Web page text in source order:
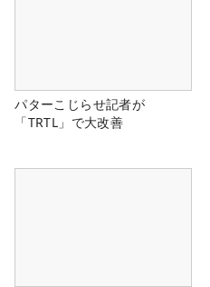
パターこじらせ記者が
「TRTL」で大改善